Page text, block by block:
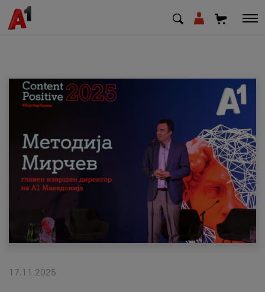
МК EN
Приватни Деловни
Поддршка
Надополни кредит
17.11.2025